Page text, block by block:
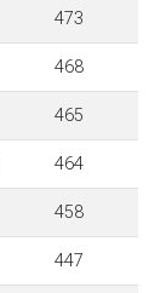
473
468
465
464
458
447